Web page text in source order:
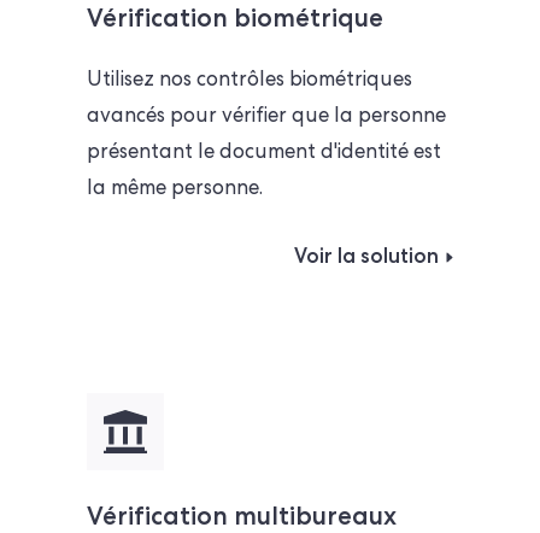
Vérification biométrique
Utilisez nos contrôles biométriques
avancés pour vérifier que la personne
présentant le document d'identité est
la même personne.
Voir la solution
Vérification multibureaux